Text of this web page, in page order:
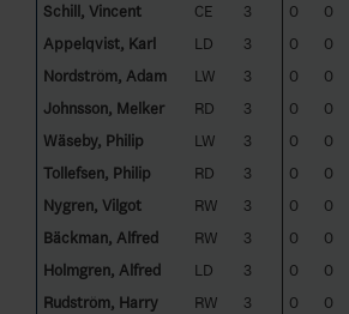
Schill, Vincent
CE 3 0 0
Appelqvist, Karl
LD 3 0 0
Nordström, Adam
LW 3 0 0
Johnsson, Melker
RD 3 0 0
Wäseby, Philip
LW 3 0 0
Tollefsen, Philip
RD 3 0 0
Nygren, Vilgot
RW 3 0 0
Bäckman, Alfred
RW 3 0 0
Holmgren, Alfred
LD 3 0 0
Rudström, Harry
RW 3 0 0